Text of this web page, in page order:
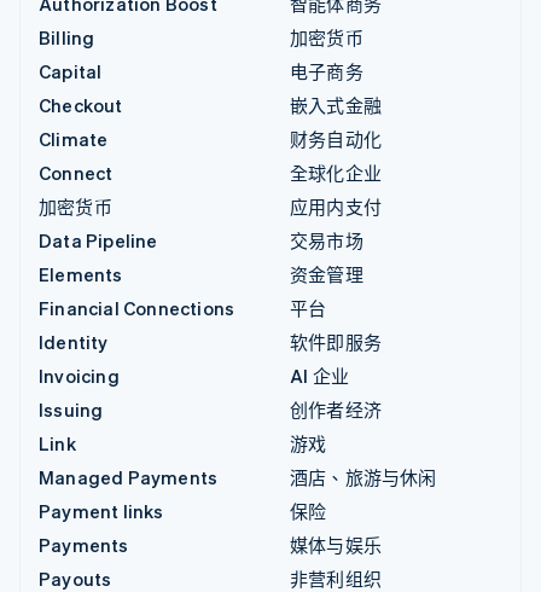
Billing
Capital
Checkout
Climate
Connect
加密货币
Data Pipeline
Elements
Financial Connections
Identity
Invoicing
Issuing
Link
Managed Payments
Payment links
Payments
Payouts
加密货币
电子商务
嵌入式金融
财务自动化
全球化企业
应用内支付
交易市场
资金管理
平台
软件即服务
AI 企业
创作者经济
游戏
酒店、旅游与休闲
保险
媒体与娱乐
非营利组织